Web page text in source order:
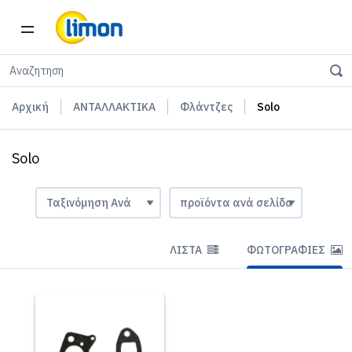
Αρχική ΑΝΤΑΛΛΑΚΤΙΚΑ Φλάντζες Solo
Solo
ΛΊΣΤΑ ΦΩΤΟΓΡΑΦΊΕΣ